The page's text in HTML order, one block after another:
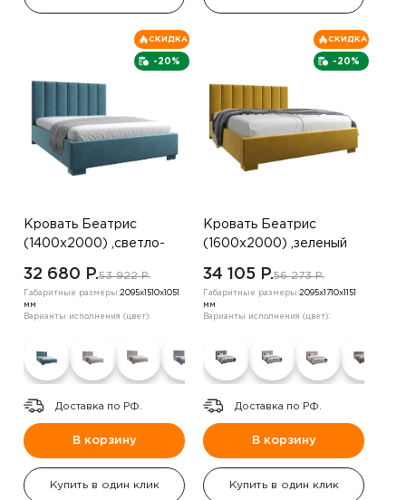
-20%
СКИДКА
Кровать Беатрис
(1400х2000) ,светло-
32 680 P.53 922 P.
Габаритные размеры:2095х1510х1051
мм
Варианты исполнения (цвет):
Доставка по РФ.
В корзину
Купить в один клик
-20%
СКИДКА
Кровать Беатрис
(1600х2000) ,зеленый
34 105 P.56 273 P.
Габаритные размеры:2095х1710х1151
мм
Варианты исполнения (цвет):
Доставка по РФ.
В корзину
Купить в один клик